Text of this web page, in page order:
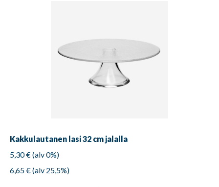
Kakkulautanen lasi 32 cm jalalla
5,30 € (alv 0%)
6,65 € (alv 25,5%)